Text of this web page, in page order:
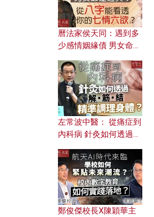
曆法家侯天同：遇到多
少感情姻緣債 男女命途
的七情六欲？
左常波中醫： 從痛症到
內科病 針灸如何透過解
鄭俊傑校長X陳穎華主